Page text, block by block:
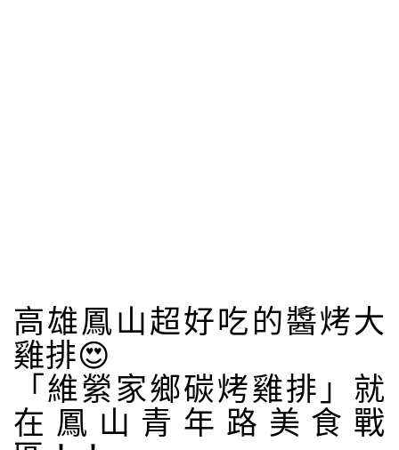
高雄鳳山超好吃的醬烤大
雞排😍
「維縈家鄉碳烤雞排」就
在鳳山青年路美食戰